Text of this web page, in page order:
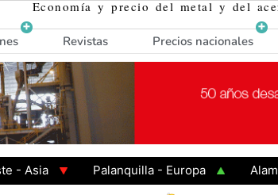
Economía y precio del metal y del
Revistas Precios nacionales
Palanquilla - Europa Alambrón